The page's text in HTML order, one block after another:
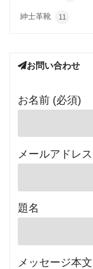
紳士革靴 11
お問い合わせ
お名前 (必須)
メールアドレ
題名
メッセージ本